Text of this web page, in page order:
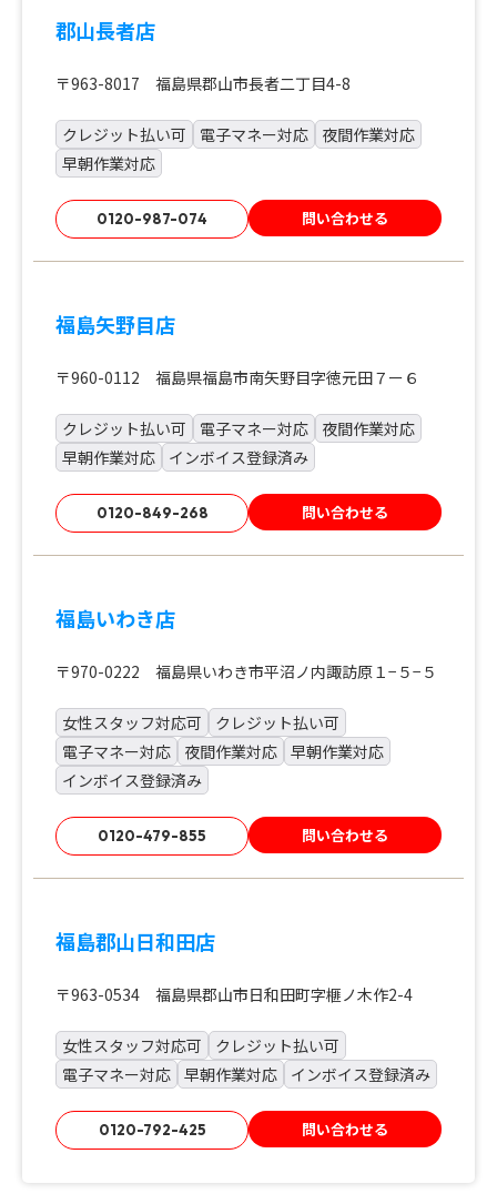
郡山長者店
〒963-8017 福島県郡山市長者二丁目4-8
クレジット払い可 電子マネー対応
夜間作業対応
早朝作業対応
0120-987-074 問い合わせる
福島矢野目店
〒960-0112 福島県福島市南矢野目字徳元田７ー６
クレジット払い可 電子マネー対応
夜間作業対応
早朝作業対応
インボイス登録済み
0120-849-268 問い合わせる
福島いわき店
〒970-0222 福島県いわき市平沼ノ内諏訪原１−５−５
女性スタッフ対応可
クレジット払い可
電子マネー対応
夜間作業対応 早朝作業対応
インボイス登録済み
0120-479-855 問い合わせる
福島郡山日和田店
〒963-0534 福島県郡山市日和田町字榧ノ木作2-4
女性スタッフ対応可
クレジット払い可
電子マネー対応 早朝作業対応 インボイス登録済み
0120-792-425 問い合わせる